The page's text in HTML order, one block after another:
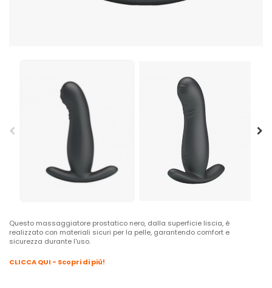
Questo massaggiatore prostatico nero, dalla superficie liscia, è
realizzato con materiali sicuri per la pelle, garantendo comfort e
sicurezza durante l'uso.
CLICCA QUI - Scopri di più!